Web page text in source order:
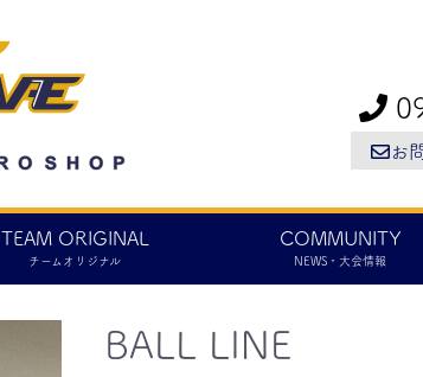
お
TEAM ORIGINAL
チームオリジナル
COMMUNITY
NEWS・大会情報
BALL LINE